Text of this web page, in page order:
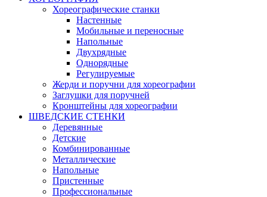
Хореографические станки
Настенные
Мобильные и переносные
Напольные
Двухрядные
Однорядные
Регулируемые
Жерди и поручни для хореографии
Заглушки для поручней
Кронштейны для хореографии
ШВЕДСКИЕ СТЕНКИ
Деревянные
Детские
Комбинированные
Металлические
Напольные
Пристенные
Профессиональные